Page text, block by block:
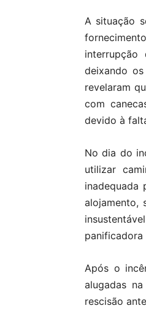
A situação
interrupção
deixando
revelaram
com
devido à
No dia do
utilizar
inadequada
alojamento,
panificadora
Após o
alugadas
rescisão